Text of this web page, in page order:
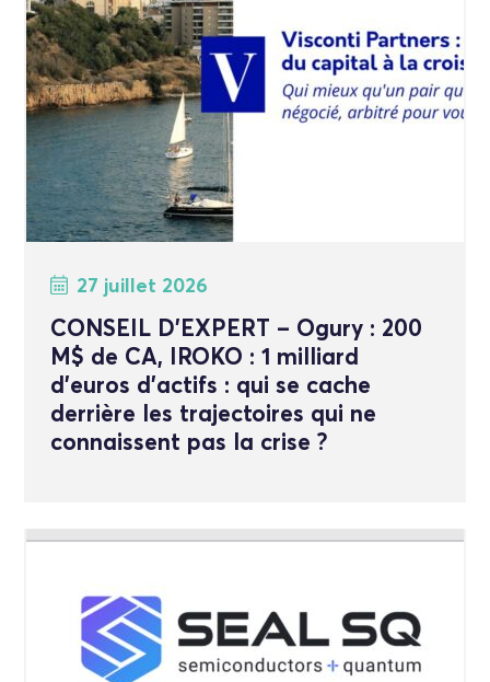
27 juillet 2026
CONSEIL D’EXPERT – Ogury : 200
M$ de CA, IROKO : 1 milliard
d’euros d’actifs : qui se cache
derrière les trajectoires qui ne
connaissent pas la crise ?